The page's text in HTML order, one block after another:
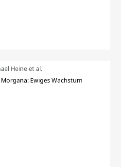
Heine et al.
Morgana: Ewiges Wachstum